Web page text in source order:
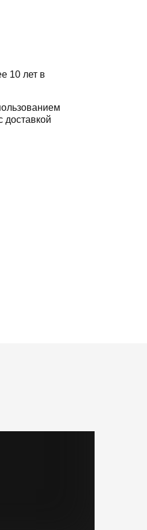
10 лет в
доставкой